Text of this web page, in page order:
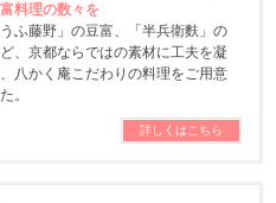
料理の数々を
うふ藤野」の豆富、「半兵衛麩」の
、京都ならではの素材に工夫を凝
八かく庵こだわりの料理をご用意
。
詳しくはこちら